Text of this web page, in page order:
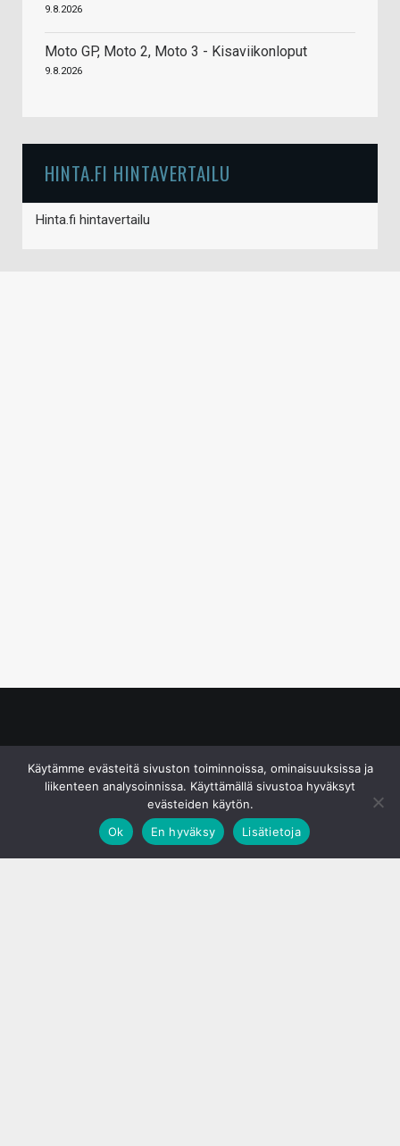
9.8.2026
Moto GP, Moto 2, Moto 3 - Kisaviikonloput
9.8.2026
HINTA.FI HINTAVERTAILU
Hinta.fi hintavertailu
Käytämme evästeitä sivuston toiminnoissa, ominaisuuksissa ja
liikenteen analysoinnissa. Käyttämällä sivustoa hyväksyt
evästeiden käytön.
Ok
En hyväksy Lisätietoja